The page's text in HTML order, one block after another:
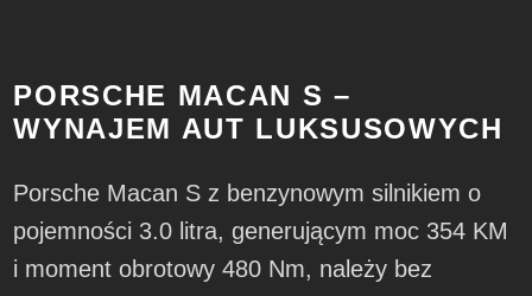
PORSCHE MACAN S –
WYNAJEM AUT LUKSUSOWYCH
Porsche Macan S z benzynowym silnikiem o
pojemności 3.0 litra, generującym moc 354 KM
i moment obrotowy 480 Nm, należy bez